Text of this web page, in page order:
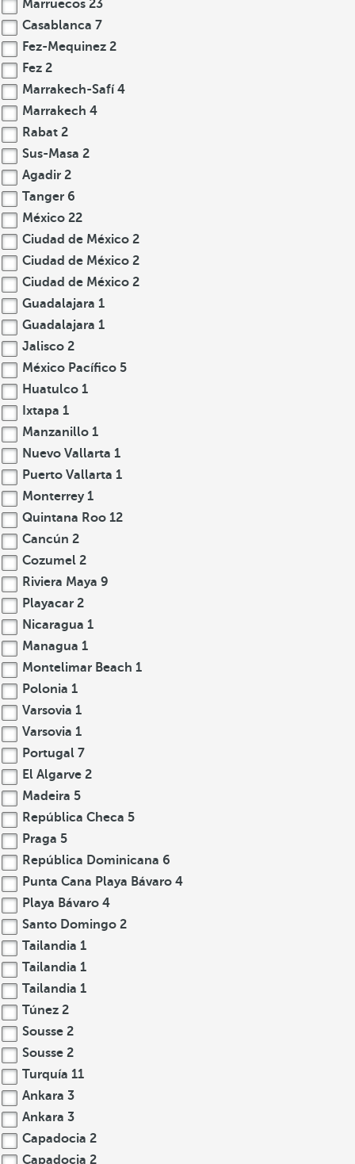
Marruecos 23
Casablanca 7
Fez-Mequinez 2
Fez 2
Marrakech-Safí4
Marrakech 4
Rabat 2
Sus-Masa 2
Agadir 2
Tanger 6
México 22
Ciudad de México 2
Ciudad de México 2
Ciudad de México 2
Guadalajara 1
Guadalajara 1
Jalisco 2
México Pacífico 5
Huatulco 1
Ixtapa 1
Manzanillo 1
Nuevo Vallarta 1
Puerto Vallarta 1
Monterrey 1
Quintana Roo 12
Cancún 2
Cozumel 2
Riviera Maya 9
Playacar 2
Nicaragua 1
Managua 1
Montelimar Beach 1
Polonia 1
Varsovia 1
Varsovia 1
Portugal 7
El Algarve 2
Madeira 5
República Checa 5
Praga 5
República Dominicana 6
Punta Cana Playa Bávaro 4
Playa Bávaro 4
Santo Domingo 2
Tailandia 1
Tailandia 1
Tailandia 1
Túnez 2
Sousse 2
Sousse 2
Turquía 11
Ankara 3
Ankara 3
Capadocia 2
Capadocia 2